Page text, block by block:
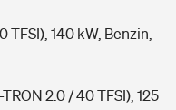
TFSI), 140 kW, Benzin,
2.0 / 40 TFSI), 125